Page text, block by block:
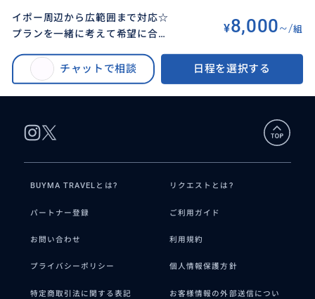
イポー周辺から広範囲まで対応☆
プランを一緒に考えて希望に合わ
¥8,000~/組
チャットで相談 日程を選択する
イポー周辺から広範囲まで対応☆プランを一緒に考えて希望に合わせていき
たいと思います
BUYMA TRAVELとは? リクエストとは?
パートナー登録 ご利用ガイド
お問い合わせ 利用規約
プライバシーポリシー 個人情報保護方針
特定商取引法に関する表記
お客様情報の外部送信につい